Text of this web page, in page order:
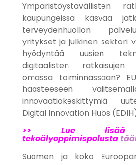
Ympäristöystävällisten
kaupungeissa kasvaa
terveydenhuollon
yritykset ja julkinen sektori
hyödyntää uusien
digitaalisten ratkaisujen
omassa toiminnassaan?
haasteeseen
innovaatiokeskittymiä
Digital Innovation Hubs
>> Lue lisää
tekoälyoppimispolusta
Suomen ja koko